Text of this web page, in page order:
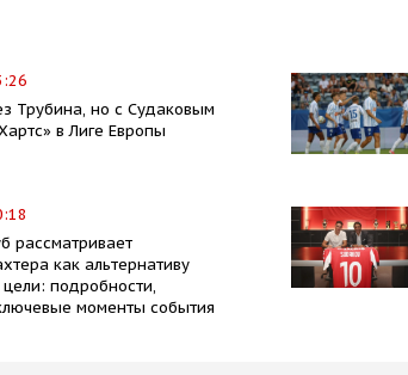
Трубина, но с Судаковым
в Лиге Европы
рассматривает
как альтернативу
подробности,
моменты события